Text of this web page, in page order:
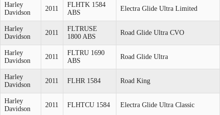
Harley
Davidson
2011
FLHTK 1584
ABS
Electra Glide Ultra Limited
Harley
Davidson
2011
FLTRUSE
1800 ABS
Road Glide Ultra CVO
Harley
Davidson
2011
FLTRU 1690
ABS
Road Glide Ultra
Harley
Davidson
2011 FLHR 1584 Road King
Harley
Davidson
2011 FLHTCU 1584 Electra Glide Ultra Classic